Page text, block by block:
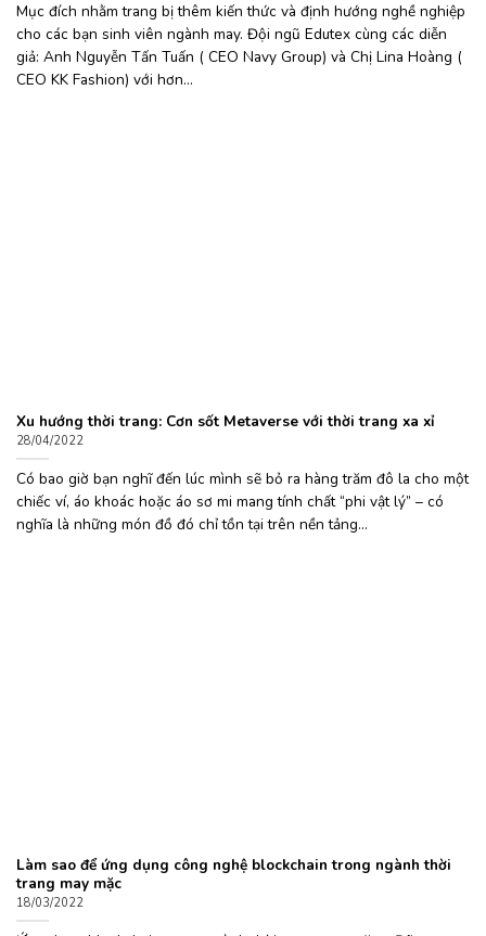
Mục đích nhằm trang bị thêm kiến thức và định hướng nghề nghiệp
cho các bạn sinh viên ngành may. Đội ngũ Edutex cùng các diễn
giả: Anh Nguyễn Tấn Tuấn ( CEO Navy Group) và Chị Lina Hoàng (
CEO KK Fashion) với hơn...
Xu hướng thời trang: Cơn sốt Metaverse với thời trang xa xỉ
28/04/2022
Có bao giờ bạn nghĩ đến lúc mình sẽ bỏ ra hàng trăm đô la cho một
chiếc ví, áo khoác hoặc áo sơ mi mang tính chất “phi vật lý” – có
nghĩa là những món đồ đó chỉ tồn tại trên nền tảng...
Làm sao để ứng dụng công nghệ blockchain trong ngành thời
trang may mặc
18/03/2022